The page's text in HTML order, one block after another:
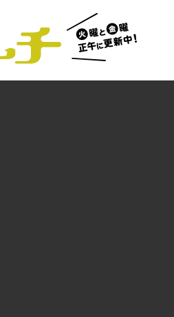
火曜と金
曜正午に
更新中！